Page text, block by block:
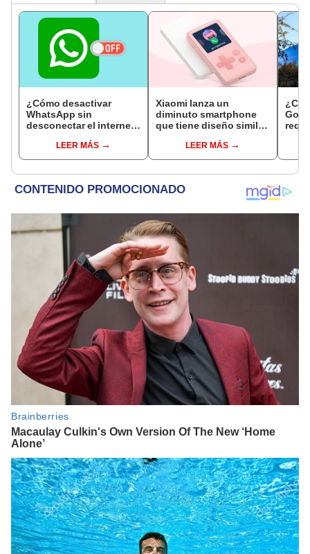
¿Cómo desactivar
WhatsApp sin
desconectar el internet
LEER MÁS
Xiaomi lanza un
diminuto smartphone
que tiene diseño similar
LEER MÁS